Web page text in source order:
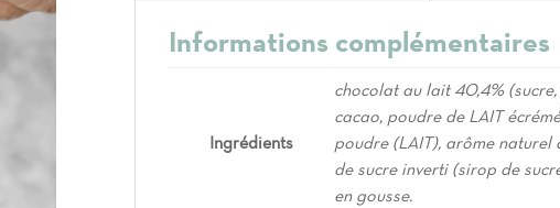
Informations complémentaires
Ingrédients
chocolat au lait 40,4%
cacao, poudre de LAIT
poudre (LAIT), arôme naturel
de sucre inverti (sirop de
en gousse.